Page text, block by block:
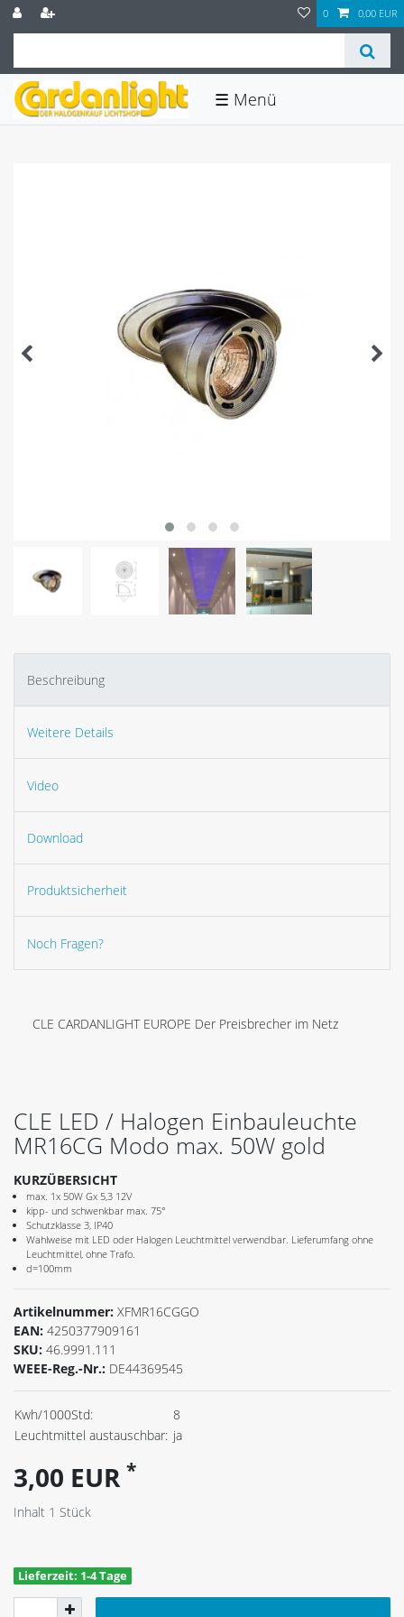
0 0,00 EUR
☰
Beschreibung
Weitere Details
Video
Download
Produktsicherheit
Noch Fragen?
CLE CARDANLIGHT EUROPE Der Preisbrecher im Netz
CLE LED / Halogen Einbauleuchte
MR16CG Modo max. 50W gold
KURZÜBERSICHT
max. 1x 50W Gx 5,3 12V
kipp- und schwenkbar max. 75°
Schutzklasse 3, IP40
Wahlweise mit LED oder Halogen Leuchtmittel verwendbar. Lieferumfang ohne
Leuchtmittel, ohne Trafo.
d=100mm
Artikelnummer: XFMR16CGGO
EAN: 4250377909161
SKU: 46.9991.111
WEEE-Reg.-Nr.: DE44369545
Kwh/1000Std:
8
Leuchtmittel austauschbar: ja
3,00 EUR *
Inhalt 1 Stück
Lieferzeit: 1-4 Tage